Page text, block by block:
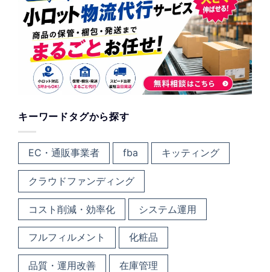
キーワードタグから探す
EC・通販事業者 fba キッティング
クラウドファンディング
コスト削減・効率化 システム運用
フルフィルメント 化粧品
品質・運用改善 在庫管理